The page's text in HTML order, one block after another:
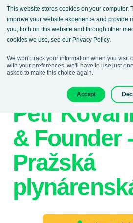
This website stores cookies on your computer.
improve your website experience and provide
you, both on this website and through other
cookies we use, see our Privacy Policy.
We won't track your information when you visit
with your preferences, we'll have to use just
asked to make this choice again.
Accept
19. February 2026
Petr
& Founder -
Pražská